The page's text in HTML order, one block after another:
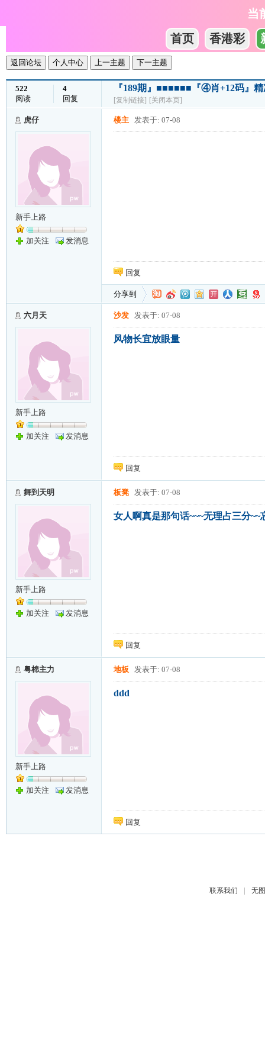
当
首页
香港彩
返回论坛 个人中心 上一主题 下一主题
522
阅读
4
回复
『189期』■■■■■■『④肖+12码』
[复制链接] [关闭本页]
虎仔
新手上路
加关注 发消息
楼主 发表于: 07-08
回复
分享到
六月天
新手上路
加关注 发消息
沙发 发表于: 07-08
风物长宜放眼量
回复
舞到天明
新手上路
加关注 发消息
板凳 发表于: 07-08
女人啊真是那句话~~~无理占三分
回复
粤棉主力
新手上路
加关注 发消息
地板 发表于: 07-08
ddd
回复
联系我们 | 无